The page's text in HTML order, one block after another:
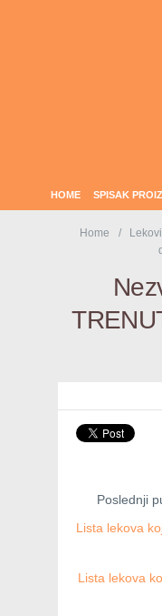
HOME SPISAK
Home Lekovi
Poslednji
Lista lekova
Lista lekova